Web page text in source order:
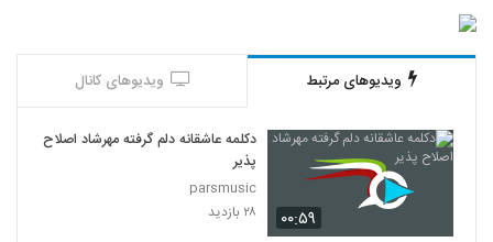
ویدیوهای مرتبط ویدیوهای کانال
۰۰:۵۹
دکلمه عاشقانه دلم گرفته مهرشاد اصلاح
پذیر
parsmusic
۲۸ بازدید